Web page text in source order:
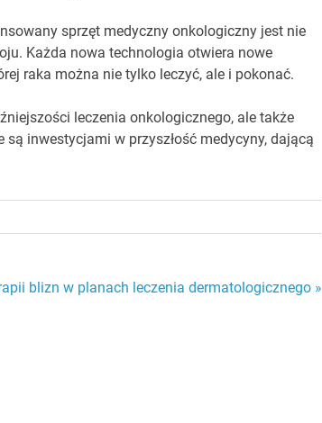
sprzęt medyczny onkologiczny jest nie
Każda nowa technologia otwiera nowe
raka można nie tylko leczyć, ale i pokonać.
leczenia onkologicznego, ale także
inwestycjami w przyszłość medycyny, dającą
blizn w planach leczenia dermatologicznego »